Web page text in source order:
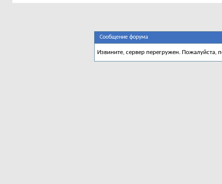
Сообщение форума
Извините, сервер перегружен. Пожалуйста,